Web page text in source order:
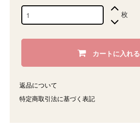
枚
カートに入れる
返品について
特定商取引法に基づく表記